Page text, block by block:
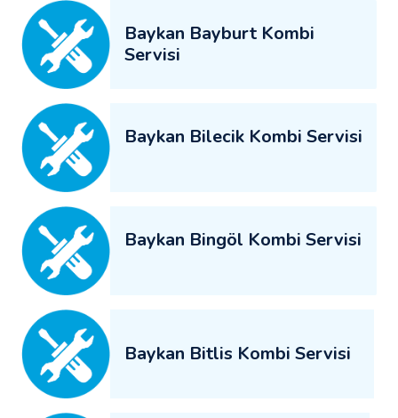
Baykan Bayburt Kombi
Servisi
Baykan Bilecik Kombi Servisi
Baykan Bingöl Kombi Servisi
Baykan Bitlis Kombi Servisi